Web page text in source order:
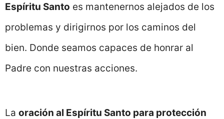
Espíritu Santo es mantenernos alejados de los
problemas y dirigirnos por los caminos del
bien. Donde seamos capaces de honrar al
Padre con nuestras acciones.
La oración al Espíritu Santo para protección